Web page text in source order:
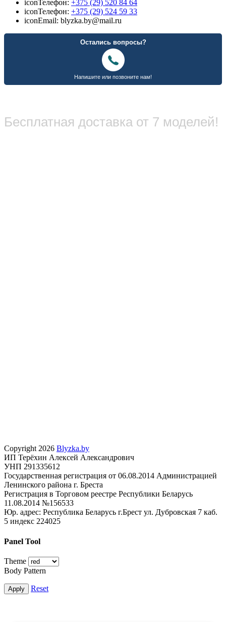
iconТелефон: +375 (29) 520 84 64
iconТелефон: +375 (29) 524 59 33
iconEmail: blyzka.by@mail.ru
Бесплатная доставка от 7 моделей!
Copyright 2026 Blyzka.by
ИП Терёхин Алексей Александрович
УНП 291335612
Государственная регистрация от 06.08.2014 Администрацией
Ленинского района г. Бреста
Регистрация в Торговом реестре Республики Беларусь
11.08.2014 №156533
Юр. адрес: Республика Беларусь г.Брест ул. Дубровская 7 каб.
5 индекс 224025
Panel Tool
Theme
Body Pattern
Apply Reset